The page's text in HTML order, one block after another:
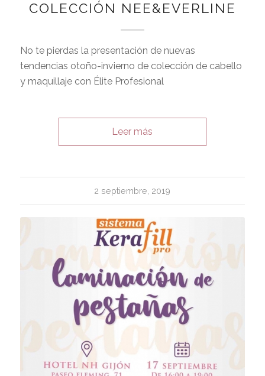
COLECCIÓN NEE&EVERLINE
No te pierdas la presentación de nuevas
tendencias otoño-invierno de colección de cabello
y maquillaje con Élite Profesional
Leer más
2 septiembre, 2019